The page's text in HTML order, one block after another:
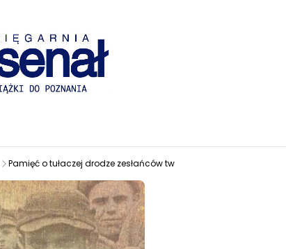
Pamięć o tułaczej drodze zesłańców tw